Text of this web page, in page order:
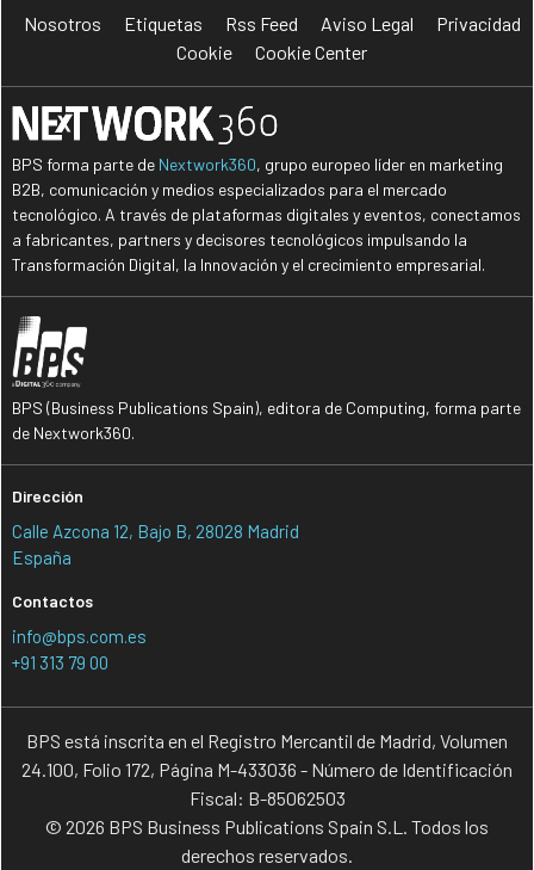
Nosotros Etiquetas Rss Feed Aviso Legal
Privacidad
Cookie
Cookie Center
BPS forma parte de Nextwork360, grupo europeo líder en marketing
B2B, comunicación y medios especializados para el mercado
tecnológico. A través de plataformas digitales y eventos, conectamos
a fabricantes, partners y decisores tecnológicos impulsando la
Transformación Digital, la Innovación y el crecimiento empresarial.
BPS (Business Publications Spain), editora de Computing, forma parte
de Nextwork360.
Dirección
Calle Azcona 12, Bajo B, 28028 Madrid
España
Contactos
info@bps.com.es
+91 313 79 00
BPS está inscrita en el Registro Mercantil de Madrid, Volumen
24.100, Folio 172, Página M-433036 - Número de Identificación
Fiscal: B-85062503
© 2026 BPS Business Publications Spain S.L. Todos los
derechos reservados.